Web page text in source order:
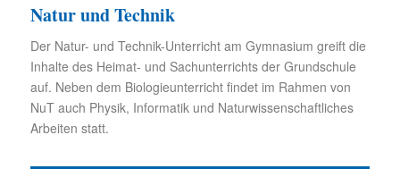
Natur und Technik
Der Natur- und Technik-Unterricht am Gymnasium greift die
Inhalte des Heimat- und Sachunterrichts der Grundschule
auf. Neben dem Biologieunterricht findet im Rahmen von
NuT auch Physik, Informatik und Naturwissenschaftliches
Arbeiten statt.